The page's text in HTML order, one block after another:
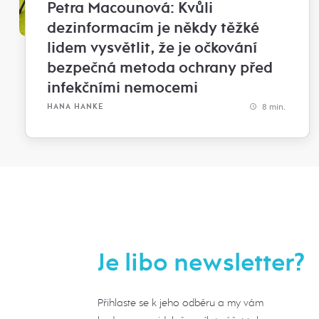
Petra Macounová: Kvůli
dezinformacím je někdy těžké
lidem vysvětlit, že je očkování
bezpečná metoda ochrany před
infekčními nemocemi
HANA HANKE 8 min.
Je libo newsletter?
Přihlaste se k jeho odběru a my vám